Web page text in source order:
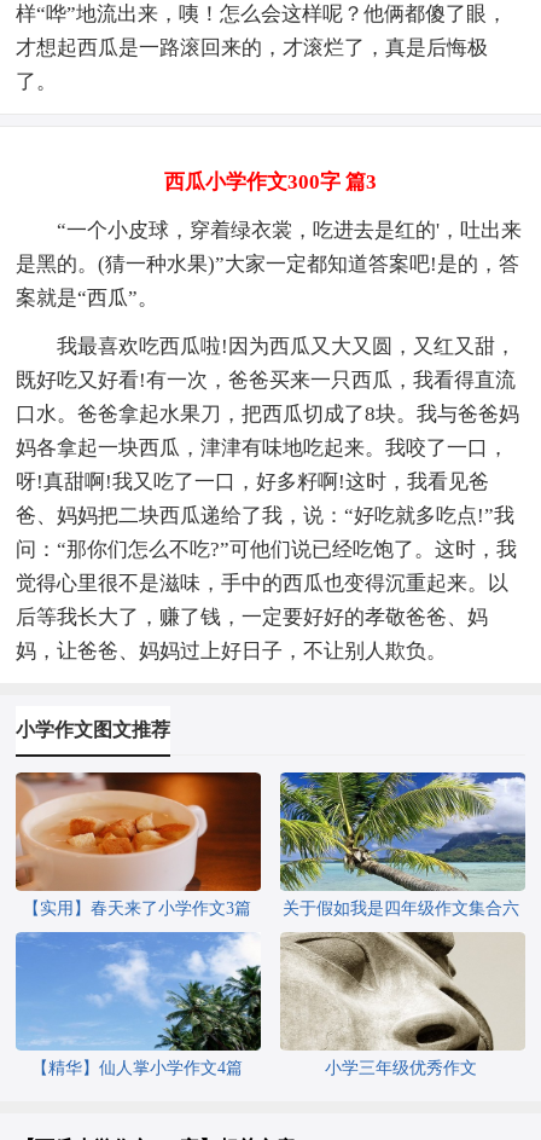
样“哗”地流出来，咦！怎么会这样呢？他俩都傻了眼，
才想起西瓜是一路滚回来的，才滚烂了，真是后悔极
了。
西瓜小学作文300字 篇3
“一个小皮球，穿着绿衣裳，吃进去是红的'，吐出来
是黑的。(猜一种水果)”大家一定都知道答案吧!是的，答
案就是“西瓜”。
我最喜欢吃西瓜啦!因为西瓜又大又圆，又红又甜，
既好吃又好看!有一次，爸爸买来一只西瓜，我看得直流
口水。爸爸拿起水果刀，把西瓜切成了8块。我与爸爸妈
妈各拿起一块西瓜，津津有味地吃起来。我咬了一口，
呀!真甜啊!我又吃了一口，好多籽啊!这时，我看见爸
爸、妈妈把二块西瓜递给了我，说：“好吃就多吃点!”我
问：“那你们怎么不吃?”可他们说已经吃饱了。这时，我
觉得心里很不是滋味，手中的西瓜也变得沉重起来。以
后等我长大了，赚了钱，一定要好好的孝敬爸爸、妈
妈，让爸爸、妈妈过上好日子，不让别人欺负。
小学作文图文推荐
【实用】春天来了小学作文3篇
关于假如我是四年级作文集合六
篇
【精华】仙人掌小学作文4篇 小学三年级优秀作文